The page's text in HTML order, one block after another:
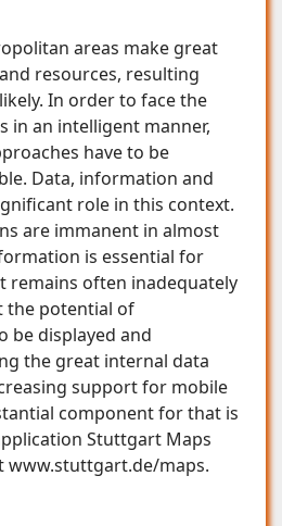
areas make great
resources, resulting
In order to face the
in an intelligent manner,
have to be
Data, information and
role in this context.
are immanent in almost
is essential for
remains often inadequately
the potential of
be displayed and
the great internal data
support for mobile
component for that is
Stuttgart Maps
www.stuttgart.de/maps.